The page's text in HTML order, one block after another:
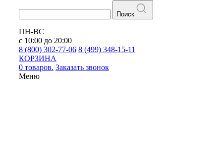
Поиск
ПН-ВС
с 10:00 до 20:00
8 (800) 302-77-06 8 (499) 348-15-11
КОРЗИНА
0 товаров. Заказать звонок
Меню